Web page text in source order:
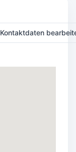
Kontaktdaten